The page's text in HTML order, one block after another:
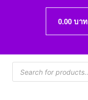
0.00บาท